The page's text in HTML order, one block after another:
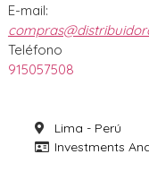
E-mail:
Teléfono
915057508
Lima - Perú
Investments